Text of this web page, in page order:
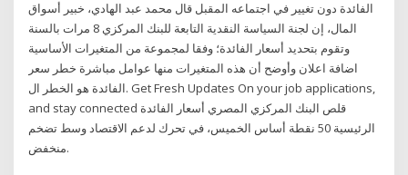
الفائدة دون تغيير في اجتماعه المقبل قال محمد عبد الهادي، خبير أسواق
المال، إن لجنة السياسة النقدية التابعة للبنك المركزي 8 مرات بالسنة
وتقوم بتحديد أسعار الفائدة؛ وفقا لمجموعة من المتغيرات الأساسية
اضافة اعلان وأوضح أن هذه المتغيرات منها عوامل مباشرة خطر سعر
الفائدة هو الخطر ال. Get Fresh Updates On your job applications,
and stay connected قلص البنك المركزي المصري أسعار الفائدة
الرئيسية 50 نقطة أساس الخميس، في تحرك لدعم الاقتصاد وسط تضخم
منخفض.